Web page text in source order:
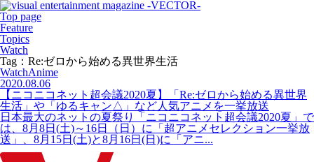
Top page
Feature
Topics
Watch
Tag：Re:ゼロから始める異世界生活
WatchAnime
2020.08.06
【ニコニコネット超会議2020夏】「Re:ゼロから始める異世界
生活」や「ゆるキャン△」など人気アニメを一挙放送
日本最大のネットの夏祭り「ニコニコネット超会議2020夏」で
は、8月8日(土)～16日（日）に「超アニメセレクション一挙放
送」、8月15日(土)と8月16日(日)に「アニ...